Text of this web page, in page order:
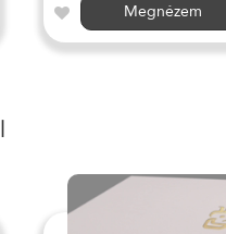
Megnézem